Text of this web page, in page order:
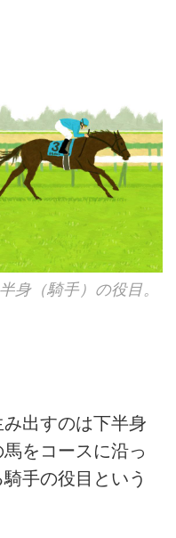
身（騎手）の役目。
出すのは下半身
をコースに沿っ
手の役目という